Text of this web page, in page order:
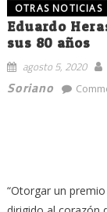
OTRAS NOTICIAS
Eduardo
sus 80 años
agosto 5, 2020
Soriano
“Otorgar un